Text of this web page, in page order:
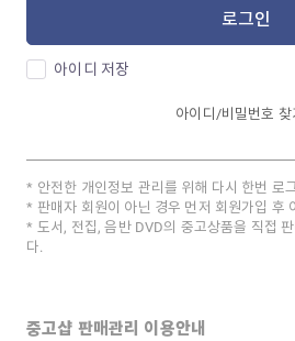
로그인
아이디 저장
아이디/비밀번호 찾
안전한 개인정보 관리를 위해 다시 한번 로
판매자 회원이 아닌 경우 먼저 회원가입 후
도서, 전집, 음반 DVD의 중고상품을 직접
다.
중고샵 판매관리 이용안내